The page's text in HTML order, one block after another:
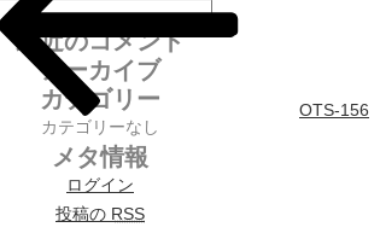
OTS-156
最近のコメント
アーカイブ
カテゴリー
カテゴリーなし
メタ情報
ログイン
投稿の RSS